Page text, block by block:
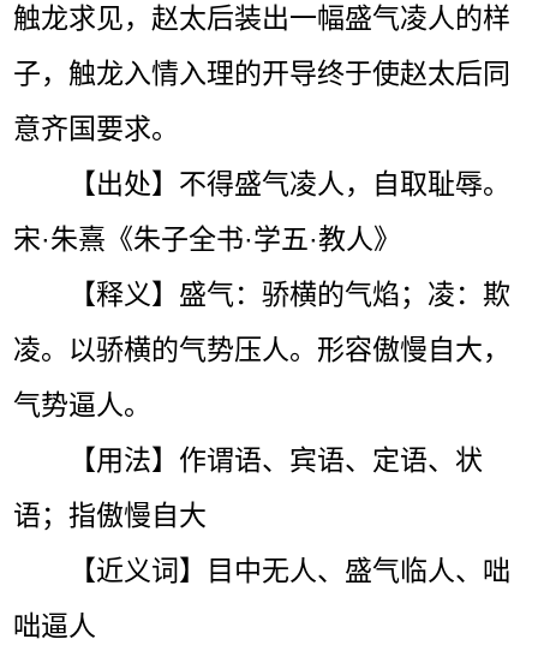
触龙求见，赵太后装出一幅盛气凌人的样
子，触龙入情入理的开导终于使赵太后同
意齐国要求。
【出处】不得盛气凌人，自取耻辱。
宋·朱熹《朱子全书·学五·教人》
【释义】盛气：骄横的气焰；凌：欺
凌。以骄横的气势压人。形容傲慢自大，
气势逼人。
【用法】作谓语、宾语、定语、状
语；指傲慢自大
【近义词】目中无人、盛气临人、咄
咄逼人